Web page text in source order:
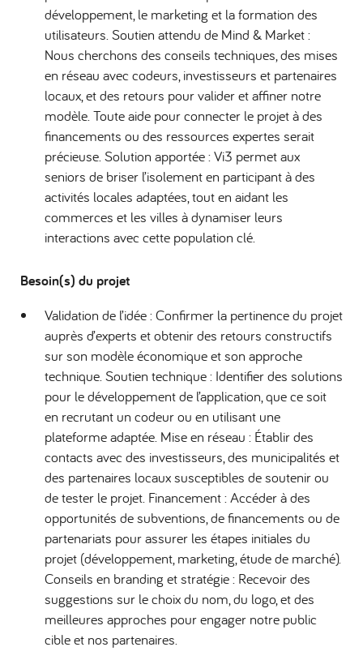
développement, le marketing et la formation des
utilisateurs. Soutien attendu de Mind & Market :
Nous cherchons des conseils techniques, des mises
en réseau avec codeurs, investisseurs et partenaires
locaux, et des retours pour valider et affiner notre
modèle. Toute aide pour connecter le projet à des
financements ou des ressources expertes serait
précieuse. Solution apportée : Vi3 permet aux
seniors de briser l’isolement en participant à des
activités locales adaptées, tout en aidant les
commerces et les villes à dynamiser leurs
interactions avec cette population clé.
Besoin(s) du projet
Validation de l’idée : Confirmer la pertinence du projet
auprès d’experts et obtenir des retours constructifs
sur son modèle économique et son approche
technique. Soutien technique : Identifier des solutions
pour le développement de l’application, que ce soit
en recrutant un codeur ou en utilisant une
plateforme adaptée. Mise en réseau : Établir des
contacts avec des investisseurs, des municipalités et
des partenaires locaux susceptibles de soutenir ou
de tester le projet. Financement : Accéder à des
opportunités de subventions, de financements ou de
partenariats pour assurer les étapes initiales du
projet (développement, marketing, étude de marché).
Conseils en branding et stratégie : Recevoir des
suggestions sur le choix du nom, du logo, et des
meilleures approches pour engager notre public
cible et nos partenaires.